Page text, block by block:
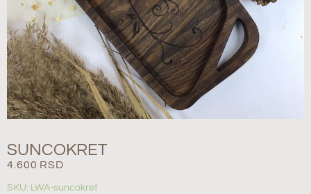
SUNCOKRET
4.600 RSD
SKU: LWA-suncokret